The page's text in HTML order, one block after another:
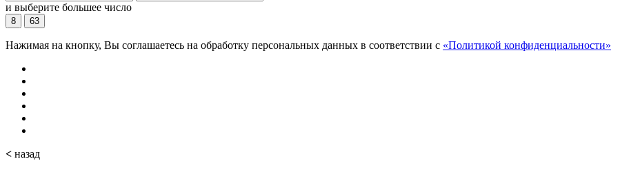
и выберите большее число
8 63
Нажимая на кнопку, Вы соглашаетесь на обработку персональных данных в соответствии с «Политикой конфиденциальности»
< назад